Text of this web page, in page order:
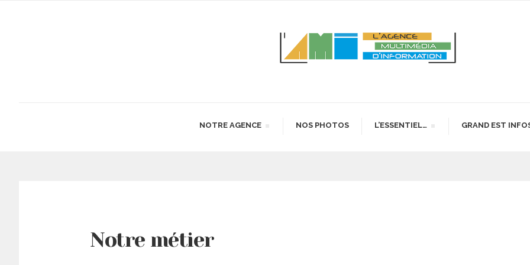
NOTRE AGENCE NOS PHOTOS L’ESSENTIEL… GRAND EST
Notre métier